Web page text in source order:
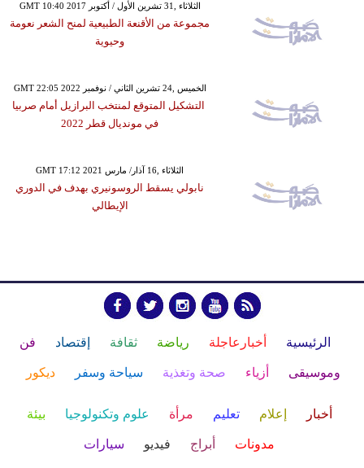
GMT 10:40 2017 الثلاثاء ,31 تشرين الأول / أكتوبر
مجموعة من الأقنعة الطبيعية لمنح الشعر نعومة
وحيوية
GMT 22:05 2022 الخميس ,24 تشرين الثاني / نوفمبر
التشكيل المتوقع لمنتخب البرازيل أمام صربيا
في مونديال قطر 2022
GMT 17:12 2021 الثلاثاء ,16 آذار/ مارس
نابولي يسقط الروسونيري بهدف في الدوري
الإيطالي
الرئيسية أخبارعاجلة رياضة ثقافة إقتصاد فن
وموسيقى أزياء صحة وتغذية سياحة وسفر ديكور
أخبار إعلام تعليم مرأة علوم وتكنولوجيا بيئة
مدونات أبراج فيديو سيارات